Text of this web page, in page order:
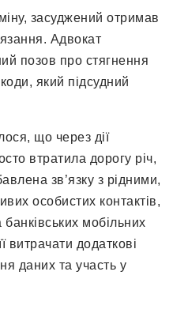
засуджений отримав
Адвокат
позов про стягнення
який підсудний
що через дії
втратила дорогу річ,
зв’язку з рідними,
особистих контактів,
мобільних
витрачати додаткові
даних та участь у